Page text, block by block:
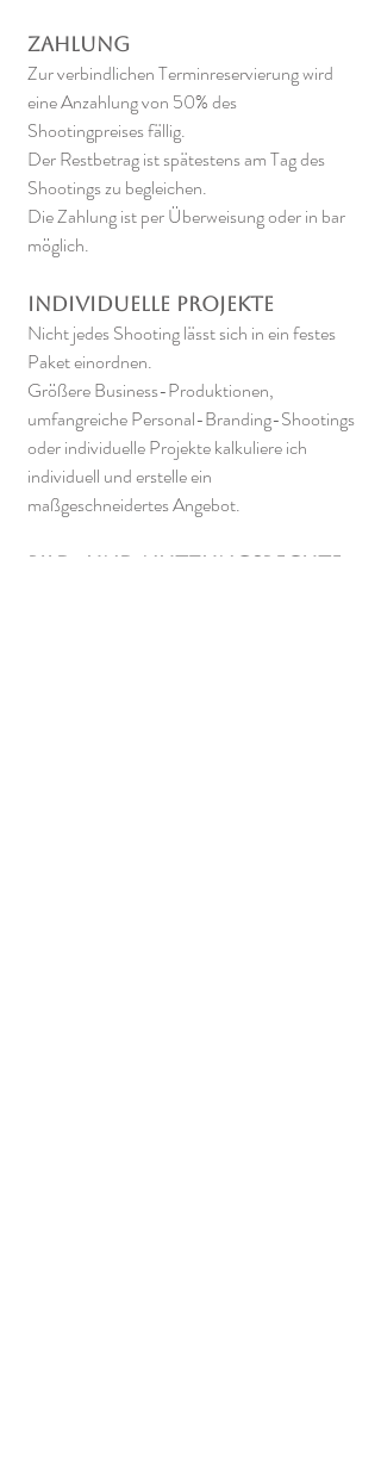
Zahlung
Zur verbindlichen Terminreservierung wird
eine Anzahlung von 50% des
Shootingpreises fällig.
Der Restbetrag ist spätestens am Tag des
Shootings zu begleichen.
Die Zahlung ist per Überweisung oder in bar
möglich.
Individuelle Projekte
Nicht jedes Shooting lässt sich in ein festes
Paket einordnen.
Größere Business-Produktionen,
umfangreiche Personal-Branding-Shootings
oder individuelle Projekte kalkuliere ich
individuell und erstelle ein
maßgeschneidertes Angebot.
Bild- und Nutzungsrechte